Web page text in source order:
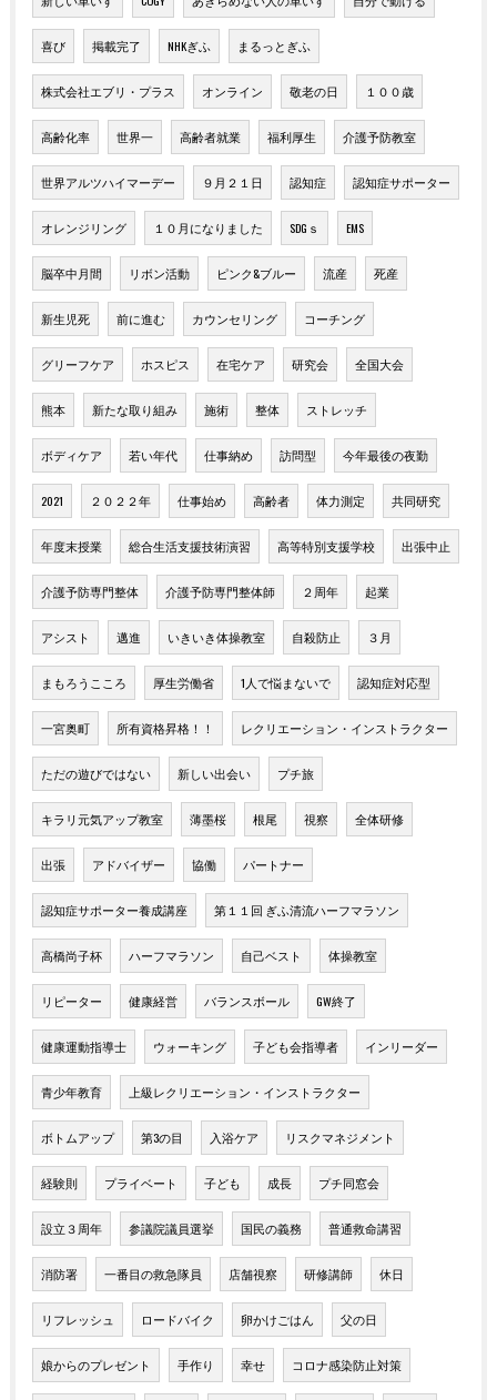
喜び 掲載完了 NHKぎふ まるっとぎふ
株式会社エブリ・プラス オンライン 敬老の日 １００歳
高齢化率 世界一 高齢者就業 福利厚生 介護予防教室
世界アルツハイマーデー ９月２１日 認知症 認知症サポーター
オレンジリング １０月になりました SDGｓ EMS
脳卒中月間 リボン活動 ピンク&ブルー 流産 死産
新生児死 前に進む カウンセリング コーチング
グリーフケア ホスピス 在宅ケア 研究会 全国大会
熊本 新たな取り組み 施術 整体 ストレッチ
ボディケア 若い年代 仕事納め 訪問型 今年最後の夜勤
2021 ２０２２年 仕事始め 高齢者 体力測定 共同研究
年度末授業 総合生活支援技術演習 高等特別支援学校 出張中止
介護予防専門整体 介護予防専門整体師 ２周年 起業
アシスト 邁進 いきいき体操教室 自殺防止 ３月
まもろうこころ 厚生労働省 1人で悩まないで 認知症対応型
一宮奥町 所有資格昇格！！ レクリエーション・インストラクター
ただの遊びではない 新しい出会い プチ旅
キラリ元気アップ教室 薄墨桜 根尾 視察 全体研修
出張 アドバイザー 協働 パートナー
認知症サポーター養成講座 第１１回 ぎふ清流ハーフマラソン
高橋尚子杯 ハーフマラソン 自己ベスト 体操教室
リピーター 健康経営 バランスボール GW終了
健康運動指導士 ウォーキング 子ども会指導者 インリーダー
青少年教育 上級レクリエーション・インストラクター
ボトムアップ 第3の目 入浴ケア リスクマネジメント
経験則 プライベート 子ども 成長 プチ同窓会
設立３周年 参議院議員選挙 国民の義務 普通救命講習
消防署 一番目の救急隊員 店舗視察 研修講師 休日
リフレッシュ ロードバイク 卵かけごはん 父の日
娘からのプレゼント 手作り 幸せ コロナ感染防止対策